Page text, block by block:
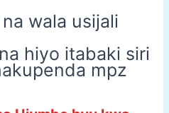
wala usijali
hiyo itabaki siri
mpz